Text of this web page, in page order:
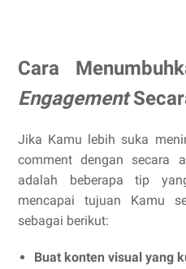
Cara
Engagement
Jika Kamu lebih suka
comment dengan secara
adalah beberapa tip
mencapai tujuan Kamu
sebagai berikut:
Buat konten visual yang